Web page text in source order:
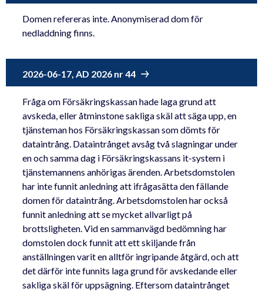
Domen refereras inte. Anonymiserad dom för
nedladdning finns.
2026-06-17, AD 2026 nr 44
Fråga om Försäkringskassan hade laga grund att
avskeda, eller åtminstone sakliga skäl att säga upp, en
tjänsteman hos Försäkringskassan som dömts för
dataintrång. Dataintrånget avsåg två slagningar under
en och samma dag i Försäkringskassans it-system i
tjänstemannens anhörigas ärenden. Arbetsdomstolen
har inte funnit anledning att ifrågasätta den fällande
domen för dataintrång. Arbetsdomstolen har också
funnit anledning att se mycket allvarligt på
brottsligheten. Vid en sammanvägd bedömning har
domstolen dock funnit att ett skiljande från
anställningen varit en alltför ingripande åtgärd, och att
det därför inte funnits laga grund för avskedande eller
sakliga skäl för uppsägning. Eftersom dataintrånget